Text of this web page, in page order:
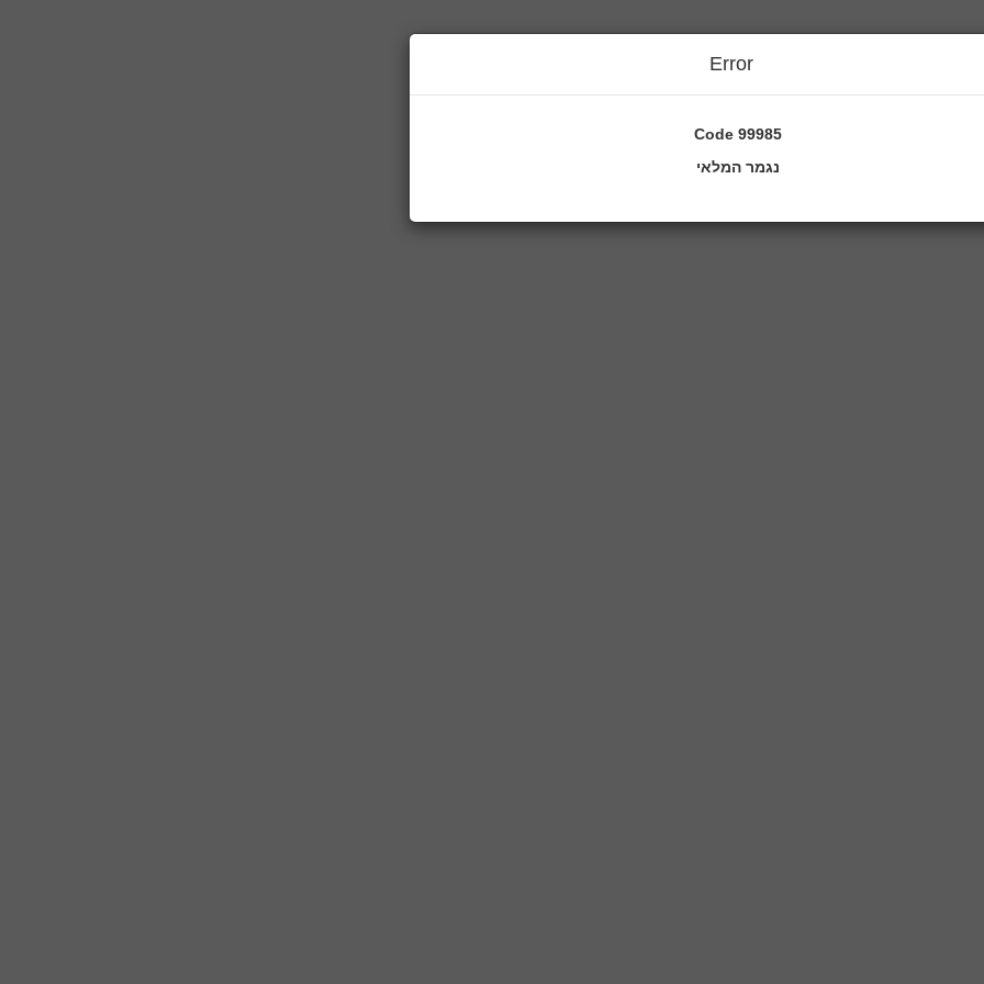
Error
Code 99985
נגמר המלאי